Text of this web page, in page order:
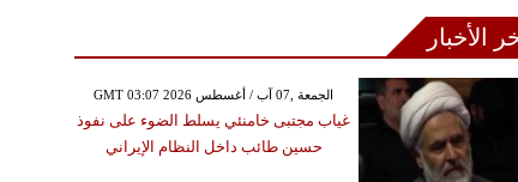
الأخبار
GMT 03:07 2026 الجمعة ,07 آب / أغسطس
غياب مجتبى خامنئي يسلط الضوء على نفوذ
حسين طائب داخل النظام الإيراني